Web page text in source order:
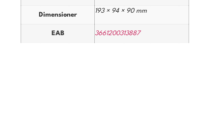
Dimensioner
193 × 94 × 90 mm
EAB 3661200313887